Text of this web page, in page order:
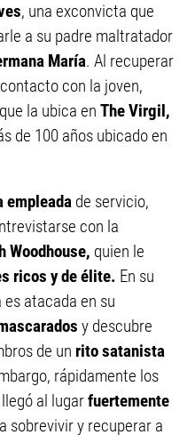
, una exconvicta que
a su padre maltratador
María. Al recuperar
con la joven,
que la ubica en The Virgil,
de 100 años ubicado en
empleada de servicio,
con la
Woodhouse, quien le
ricos y de élite. En su
atacada en su
y descubre
de un rito satanista
rápidamente los
al lugarfuertemente
sobrevivir y recuperar a